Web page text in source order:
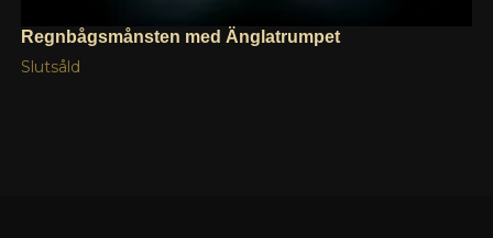
Regnbågsmånsten med Änglatrumpet
Slutsåld